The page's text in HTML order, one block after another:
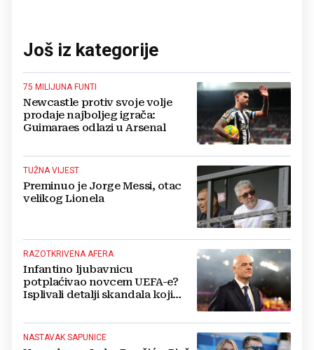
Još iz kategorije
75 MILIJUNA FUNTI
Newcastle protiv svoje volje
prodaje najboljeg igrača:
Guimaraes odlazi u Arsenal
TUŽNA VIJEST
Preminuo je Jorge Messi, otac
velikog Lionela
RAZOTKRIVENA AFERA
Infantino ljubavnicu
potplaćivao novcem UEFA-e?
Isplivali detalji skandala koji
NASTAVAK SAPUNICE